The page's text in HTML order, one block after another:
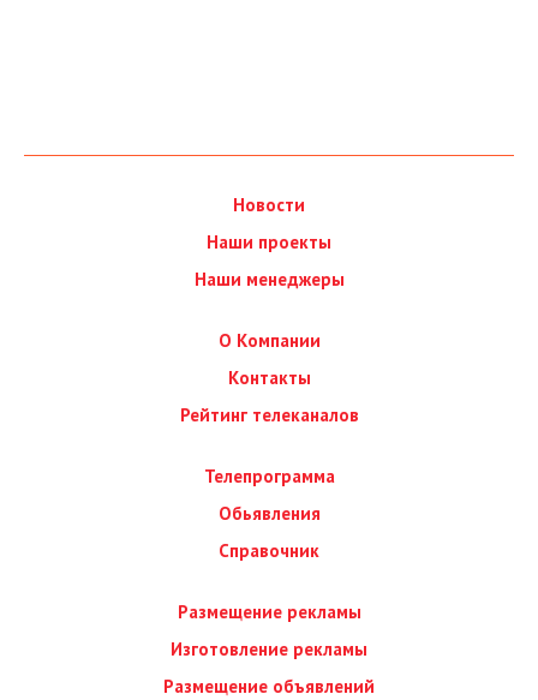
Новости
Наши проекты
Наши менеджеры
О Компании
Контакты
Рейтинг телеканалов
Телепрограмма
Обьявления
Справочник
Размещение рекламы
Изготовление рекламы
Размещение объявлений